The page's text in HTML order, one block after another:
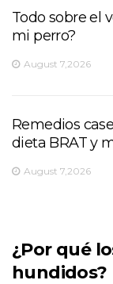
Todo sobre el
mi perro?
August 7,2026
Remedios
dieta BRAT y
August 7,2026
¿Por qué
hundidos?